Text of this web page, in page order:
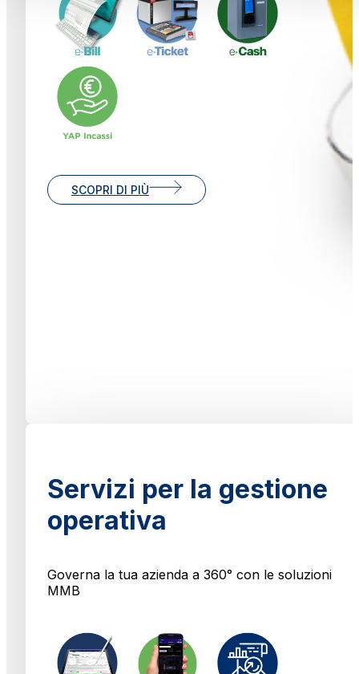
SCOPRI DI PIÙ
Servizi per la gestione
operativa
Governa la tua azienda a 360° con le soluzioni
MMB